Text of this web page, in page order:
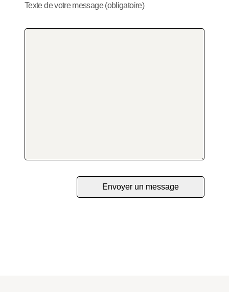
Texte de votre message (obligatoire)